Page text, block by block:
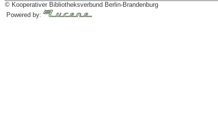
© Kooperativer Bibliotheksverbund Berlin-Brandenburg
Powered by: